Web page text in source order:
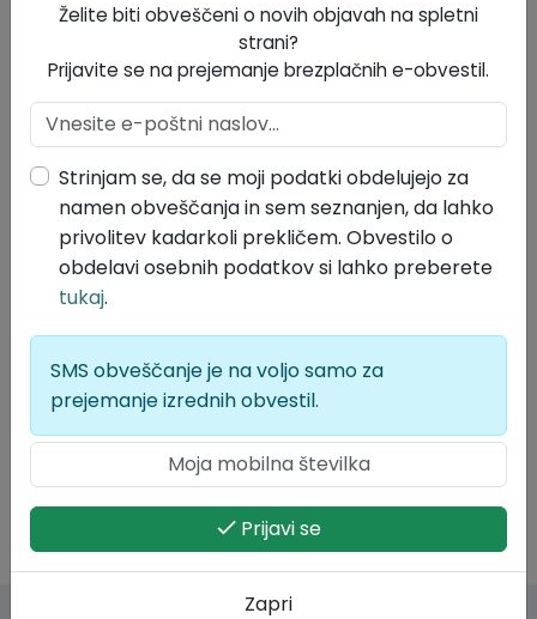
Lokalne volitve 2026
Želite biti obveščeni o novih objavah na spletni
strani?
Prijavite se na prejemanje brezplačnih e-obvestil.
Strinjam se, da se moji podatki obdelujejo za
namen obveščanja in sem seznanjen, da lahko
privolitev kadarkoli prekličem. Obvestilo o
obdelavi osebnih podatkov si lahko preberete
tukaj.
SMS obveščanje je na voljo samo za
prejemanje izrednih obvestil.
Prijavi se
Zapri